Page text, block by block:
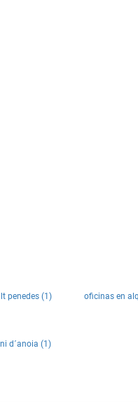
penedes (1) oficinas en
d´anoia (1)